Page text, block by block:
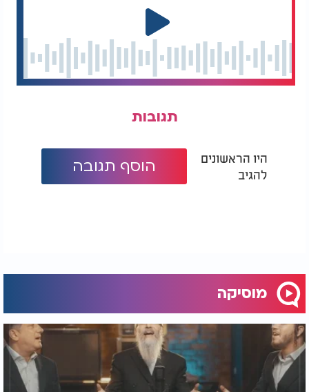
תגובות
היו הראשונים
להגיב
הוסף תגובה
מוסיקה